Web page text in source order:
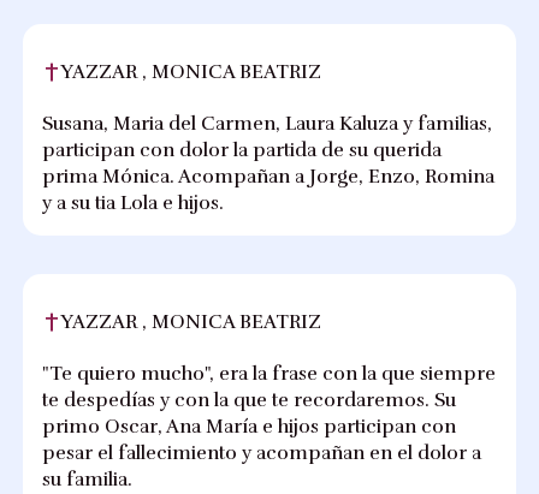
YAZZAR , MONICA BEATRIZ
Susana, Maria del Carmen, Laura Kaluza y familias,
participan con dolor la partida de su querida
prima Mónica. Acompañan a Jorge, Enzo, Romina
y a su tia Lola e hijos.
YAZZAR , MONICA BEATRIZ
"Te quiero mucho", era la frase con la que siempre
te despedías y con la que te recordaremos. Su
primo Oscar, Ana María e hijos participan con
pesar el fallecimiento y acompañan en el dolor a
su familia.